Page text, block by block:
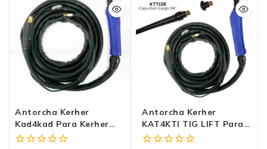
Antorcha Kerher
Kad4kad Para Kerher
Kad200hd Tig Lift
Antorcha Kerher
KAT4KTI TIG LIFT Para
Uso En Kti200pro,